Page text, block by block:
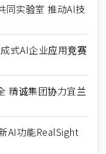
同实验室 推动AI技
式AI企业应用竞赛
精诚集团协力宜兰
AI功能RealSight